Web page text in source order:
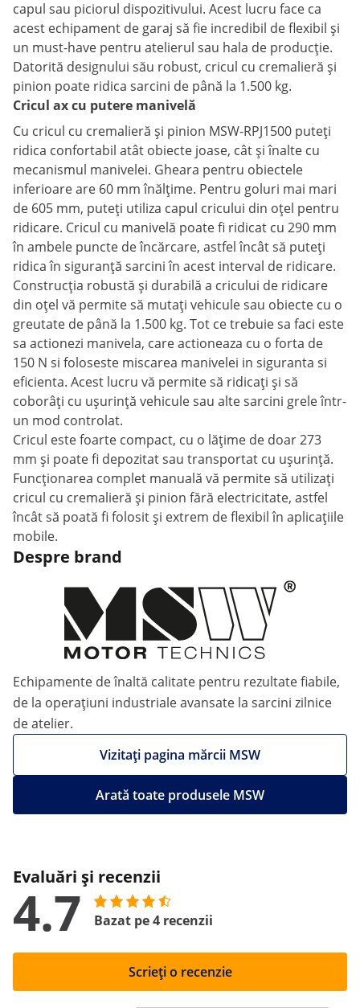
capul sau piciorul dispozitivului. Acest lucru face ca
acest echipament de garaj să fie incredibil de flexibil și
un must-have pentru atelierul sau hala de producție.
Datorită designului său robust, cricul cu cremalieră și
pinion poate ridica sarcini de până la 1.500 kg.
Cricul ax cu putere manivelă
Cu cricul cu cremalieră și pinion MSW-RPJ1500 puteți
ridica confortabil atât obiecte joase, cât și înalte cu
mecanismul manivelei. Gheara pentru obiectele
inferioare are 60 mm înălțime. Pentru goluri mai mari
de 605 mm, puteți utiliza capul cricului din oțel pentru
ridicare. Cricul cu manivelă poate fi ridicat cu 290 mm
în ambele puncte de încărcare, astfel încât să puteți
ridica în siguranță sarcini în acest interval de ridicare.
Construcția robustă și durabilă a cricului de ridicare
din oțel vă permite să mutați vehicule sau obiecte cu o
greutate de până la 1.500 kg. Tot ce trebuie sa faci este
sa actionezi manivela, care actioneaza cu o forta de
150 N si foloseste miscarea manivelei in siguranta si
eficienta. Acest lucru vă permite să ridicați și să
coborâți cu ușurință vehicule sau alte sarcini grele într-
un mod controlat.
Cricul este foarte compact, cu o lățime de doar 273
mm și poate fi depozitat sau transportat cu ușurință.
Funcționarea complet manuală vă permite să utilizați
cricul cu cremalieră și pinion fără electricitate, astfel
încât să poată fi folosit și extrem de flexibil în aplicațiile
mobile.
Despre brand
Echipamente de înaltă calitate pentru rezultate fiabile,
de la operațiuni industriale avansate la sarcini zilnice
de atelier.
Vizitați pagina mărcii MSW
Arată toate produsele MSW
Evaluări și recenzii
4.7 Bazat pe 4 recenzii
Scrieți o recenzie